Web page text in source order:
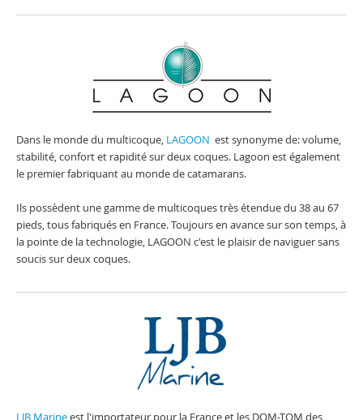
Dans le monde du multicoque, LAGOON est synonyme de: volume,
stabilité, confort et rapidité sur deux coques. Lagoon est également
le premier fabriquant au monde de catamarans.
Ils possèdent une gamme de multicoques très étendue du 38 au 67
pieds, tous fabriqués en France. Toujours en avance sur son temps, à
la pointe de la technologie, LAGOON c'est le plaisir de naviguer sans
soucis sur deux coques.
LJB Marineest l'importateur pour la France et les DOM-TOM des